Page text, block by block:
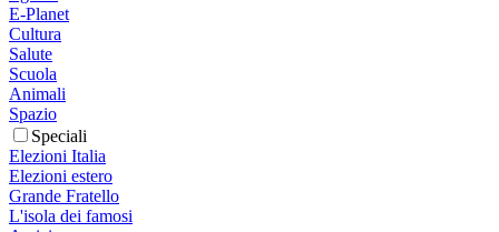
E-Planet
Cultura
Salute
Scuola
Animali
Spazio
Speciali
Elezioni Italia
Elezioni estero
Grande Fratello
L'isola dei famosi